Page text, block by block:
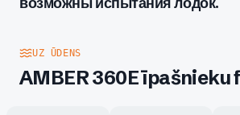
UZ ŪDENS
AMBER 360E īpašnieku